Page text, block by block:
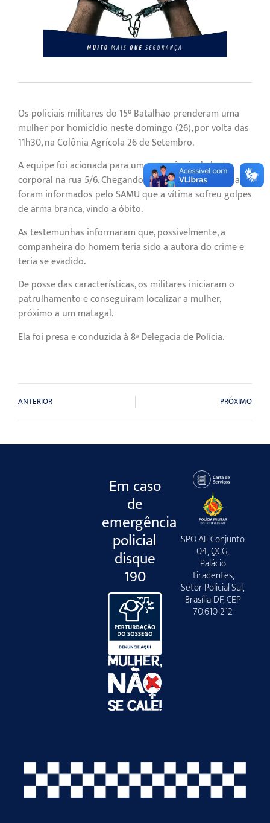
Os policiais militares do 15° Batalhão prenderam uma
mulher por homicídio neste domingo (26), por volta das
11h30, na Colônia Agrícola 26 de Setembro.
A equipe foi acionada para uma ocorrência de lesão
corporal na rua 5/6. Chegando ao endereço, os policiais
foram informados pelo SAMU que a vítima sofreu golpes
de arma branca, vindo a óbito.
As testemunhas informaram que, possivelmente, a
companheira do homem teria sido a autora do crime e
teria se evadido.
De posse das características, os militares iniciaram o
patrulhamento e conseguiram localizar a mulher,
próximo a um matagal.
Ela foi presa e conduzida à 8ª Delegacia de Polícia.
ANTERIOR PRÓXIMO
Em caso
de
emergência
policial
disque
190
SPO AE Conjunto
04, QCG,
Palácio
Tiradentes,
Setor Policial Sul,
Brasília-DF, CEP
70.610-212